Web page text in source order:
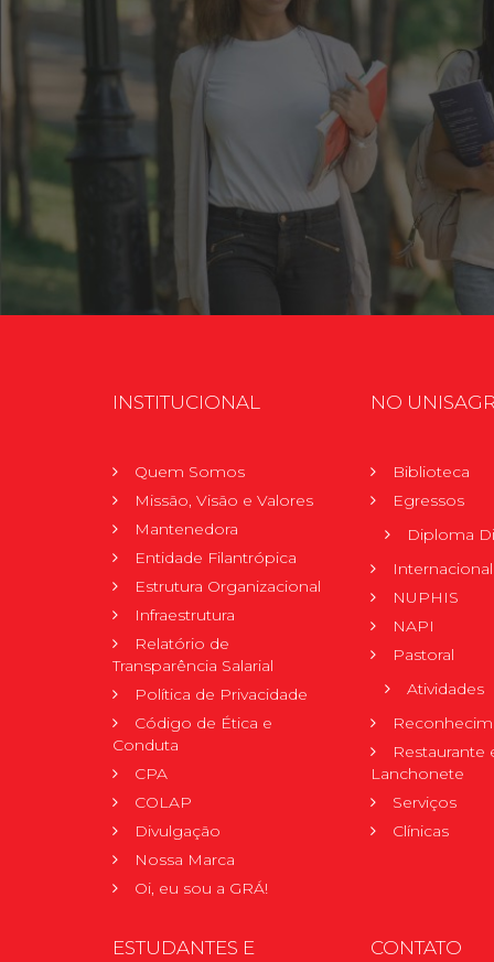
INSTITUCIONAL
Quem Somos
Missão, Visão e Valores
Mantenedora
Entidade Filantrópica
Estrutura Organizacional
Infraestrutura
Relatório de
Transparência Salarial
Política de Privacidade
Código de Ética e
Conduta
CPA
COLAP
Divulgação
Nossa Marca
Oi, eu sou a GRÁ!
NO
Biblioteca
Egressos
Diploma
Internacional
NUPHIS
NAPI
Pastoral
Atividades
Restaurante
Lanchonete
Serviços
Clínicas
ESTUDANTES E
CONTATO